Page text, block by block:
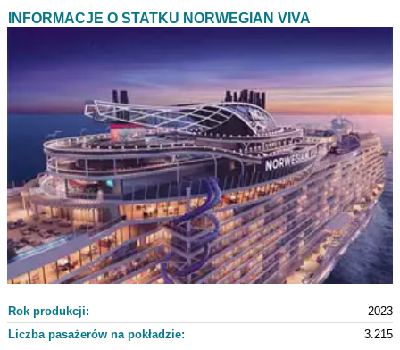
INFORMACJE O STATKU NORWEGIAN VIVA
Rok produkcji:
2023
Liczba pasażerów na pokładzie:
3.215